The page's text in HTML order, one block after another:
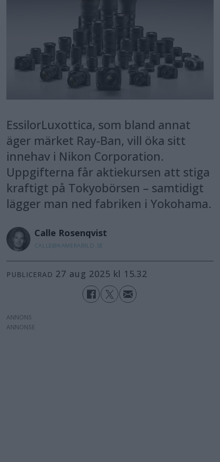
EssilorLuxottica, som bland annat
äger märket Ray-Ban, vill öka sitt
innehav i Nikon Corporation.
Uppgifterna får aktiekursen att stiga
kraftigt på Tokyobörsen – samtidigt
lägger man ned fabriken i Yokohama.
Calle Rosenqvist
CALLE@KAMERABILD.SE
PUBLICERAD 27 aug 2025 kl 15.32
ANNONS